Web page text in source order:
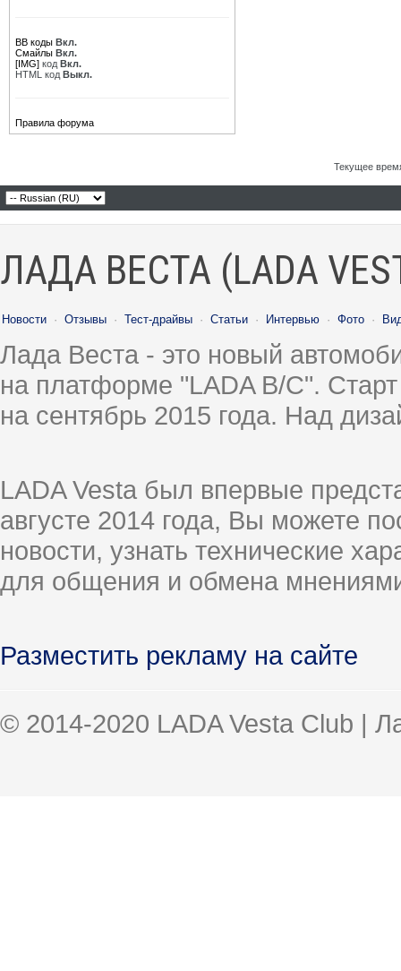
BB коды Вкл.
Смайлы Вкл.
[IMG] код Вкл.
HTML код Выкл.
Правила форума
Текущее
ЛАДА ВЕСТА (LADA
Новости · Отзывы · Тест-драйвы · Статьи · Интервью · Фото ·
Лада Веста - это новый
на платформе "LADA B/C".
на сентябрь 2015 года. Над
LADA Vesta был впервые
августе 2014 года, Вы можете
новости, узнать технические
для общения и обмена
Разместить рекламу на сайте
© 2014-2020 LADA Vesta Club |